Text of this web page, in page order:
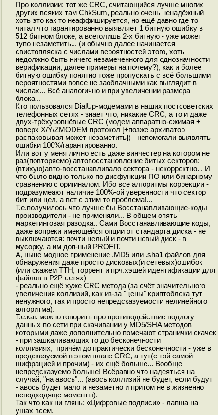
Про коллизии: тот же CRC, считающийся лучше многих
других всяких там ChkSum, реально очень ненадёжный
хоть это как то неаффишируется, но ещё давно где то
читал что гарантированно выявляет 1 битную ошибку в
512 битном блоке, а всеголишь 2-х битную - уже может
тупо незаметить... (и обычно далее начинается
свистопляска с числами вероятностей этого, хоть
недолжно быть ничего незамеченного для однозначности
верификации, далее примеры на почему?), как и более
битную ошибку понятно тоже пропускать с всё большими
вероятностями вовсе не заоблачными как выглядит в
числах... Всё аналогично и при увеличении размера
блока...
Кто пользовался DialUp-модемами в наших постсоветских
телефонных сетях - знает что, никакие CRC, а то и даже
двух-трёхуровнёвые CRC (модем аппаратно-сжимая +
поверх X/Y/ZMODEM протокол [+позже архиватор
распаковывая может незаметить]) - непомогали выявлять
ошибки 100%/гарантированно.
Или вот у меня лично есть даже винчестер на котором не
раз(повторяемо) автовосстановление битых секторов:
(втихую)авто-восстанавливало сектора - некорректно... И
что было видно только по дисфункции ПО или бинарному
сравнению с оригиналом. Ибо все алгоритмы коррекции -
подразумеают наличие 100%-ой уверенности что сектор
бит или цел, а вот с этим то проблема!...
Т.е.получилось что лучше бы Восстанавливающие-коды
производители - не применяли... В общем опять
маркетинговая разодка.. Сами Восстанавливающие коды,
даже вопреки имеющейся опции от стандарта диска - не
выключаются: почти целый и почти новый диск - в
мусорку, а им доп-ный PROFIT.
А, ныне модное применение .MD5 или .sha1 файлов для
обнаружения даже просто дисковых(и сетевых)ошибок
(или скажем TTH, торрент и прч.хэшей идентификации для
файлов в P2P сетях)
- реально ещё хуже CRC метода (за счёт значительного
увеличения коллизий, как из-за "цены" криптоблока тут
ненужного, так и просто непредсказуемости нелинейного
алгоритма).
Т.е.как можно говорить про противодействие подлогу
данных по сети при скачивании у MD5/SHA методов
которыми даже дополнительно помечают странички скачек
- при зашкаливающих то до бесконечности
коллизиях, причём до практически бесконечности - уже в
предсказуемой в этом плане CRC, а тут(с той самой
шифрацией и прочим) - их ещё больше... Вообще
непредсказуемо больше! Всёравно что надеяться на
случай, "на авось"... (авось коллизий не будет, если будут
- авось будет мало и незаметно и притом не в жизненно
неподходяще моменты).
Так что как ни глянь: «Цифровые подписи» - лапша на
ушах всем.